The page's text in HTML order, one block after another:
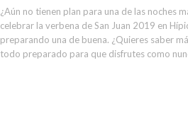
¿Aún no tienen plan para una de las noches
celebrar la verbena de San Juan 2019 en
preparando una de buena. ¿Quieres saber
todo preparado para que disfrutes como